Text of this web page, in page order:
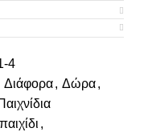
4
Διάφορα, Δώρα,
παιχίδι ,